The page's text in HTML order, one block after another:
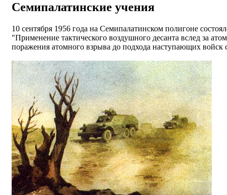
Cемипалатинские учения
10 сентября 1956 года на Семипалатинском полигоне
"Применение тактического воздушного десанта вслед за
поражения атомного взрыва до подхода наступающих войск